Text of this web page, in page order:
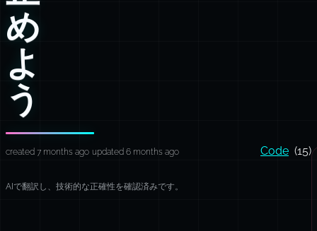
め
よ
う
created 7 months ago updated 6 months ago Code (15)
AIで翻訳し、技術的な正確性を確認済みです。